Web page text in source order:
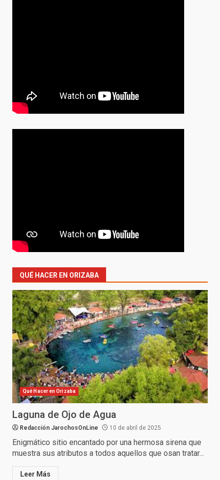
QUÉ HACER EN ORIZABA
Qué Hacer en Orizaba
Laguna de Ojo de Agua
Redacción JarochosOnLine 10 de abril de 2025
Enigmático sitio encantado por una hermosa sirena que
muestra sus atributos a todos aquellos que osan tratar...
Leer Más